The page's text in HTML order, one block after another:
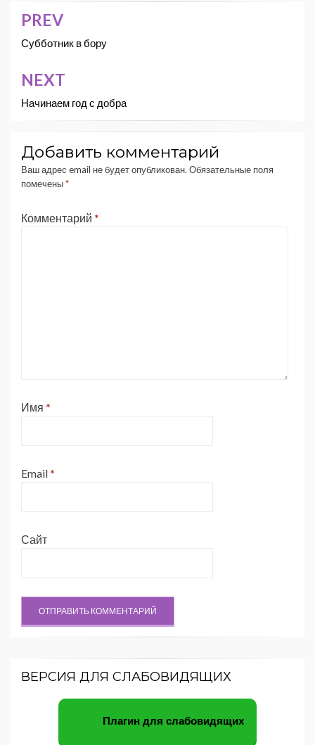
Навигация
по
записям
PREV
Субботник в бору
NEXT
Начинаем год с добра
Добавить комментарий
Ваш адрес email не будет опубликован. Обязательные поля
помечены*
Комментарий *
Имя *
Email*
Сайт
ВЕРСИЯ ДЛЯ СЛАБОВИДЯЩИХ
Плагин для слабовидящих